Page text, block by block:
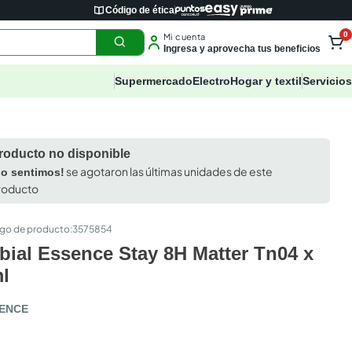
Código de ética
Mi cuenta
Ingresa y aprovecha tus beneficios
0
SupermercadoElectroHogar y textilServicios
no disponible
sentimos!se agotaron las últimas unidades de este
:3575854
Essence Stay 8H Matter Tn04 x